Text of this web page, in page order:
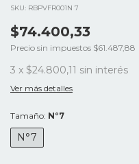
SKU: RBPVFR001N 7
$74.400,33
Precio sin impuestos $61.487,88
3 x $24.800,11 sin interés
Ver más detalles
Tamaño: N°7
N°7